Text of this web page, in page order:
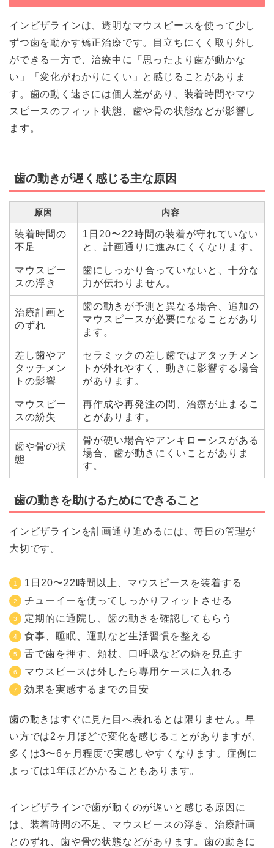
インビザラインは、透明なマウスピースを使って少し
ずつ歯を動かす矯正治療です。目立ちにくく取り外し
ができる一方で、治療中に「思ったより歯が動かな
い」「変化がわかりにくい」と感じることがありま
す。歯の動く速さには個人差があり、装着時間やマウ
スピースのフィット状態、歯や骨の状態などが影響し
ます。
歯の動きが遅く感じる主な原因
原因 内容
装着時間の
不足
1日20〜22時間の装着が守れていない
と、計画通りに進みにくくなります。
マウスピー
スの浮き
歯にしっかり合っていないと、十分な
力が伝わりません。
治療計画と
のずれ
歯の動きが予測と異なる場合、追加の
マウスピースが必要になることがあり
ます。
差し歯やア
タッチメン
トの影響
セラミックの差し歯ではアタッチメン
トが外れやすく、動きに影響する場合
があります。
マウスピー
スの紛失
再作成や再発注の間、治療が止まるこ
とがあります。
歯や骨の状
態
骨が硬い場合やアンキローシスがある
場合、歯が動きにくいことがありま
す。
歯の動きを助けるためにできること
インビザラインを計画通り進めるには、毎日の管理が
大切です。
1日20〜22時間以上、マウスピースを装着する
チューイーを使ってしっかりフィットさせる
定期的に通院し、歯の動きを確認してもらう
食事、睡眠、運動など生活習慣を整える
舌で歯を押す、頬杖、口呼吸などの癖を見直す
マウスピースは外したら専用ケースに入れる
効果を実感するまでの目安
歯の動きはすぐに見た目へ表れるとは限りません。早
い方では2ヶ月ほどで変化を感じることがありますが、
多くは3〜6ヶ月程度で実感しやすくなります。症例に
よっては1年ほどかかることもあります。
インビザラインで歯が動くのが遅いと感じる原因に
は、装着時間の不足、マウスピースの浮き、治療計画
とのずれ、歯や骨の状態などがあります。歯の動きに